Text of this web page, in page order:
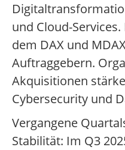
und Cloud-
dem DAX und
Auftraggebern.
Akquisitionen
Cybersecurity und
Vergangene
Stabilität: Im Q3